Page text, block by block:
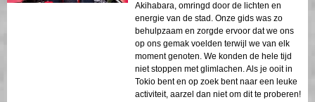
Akihabara, omringd door de lichten en
energie van de stad. Onze gids was zo
behulpzaam en zorgde ervoor dat we ons
op ons gemak voelden terwijl we van elk
moment genoten. We konden de hele tijd
niet stoppen met glimlachen. Als je ooit in
Tokio bent en op zoek bent naar een leuke
activiteit, aarzel dan niet om dit te proberen!